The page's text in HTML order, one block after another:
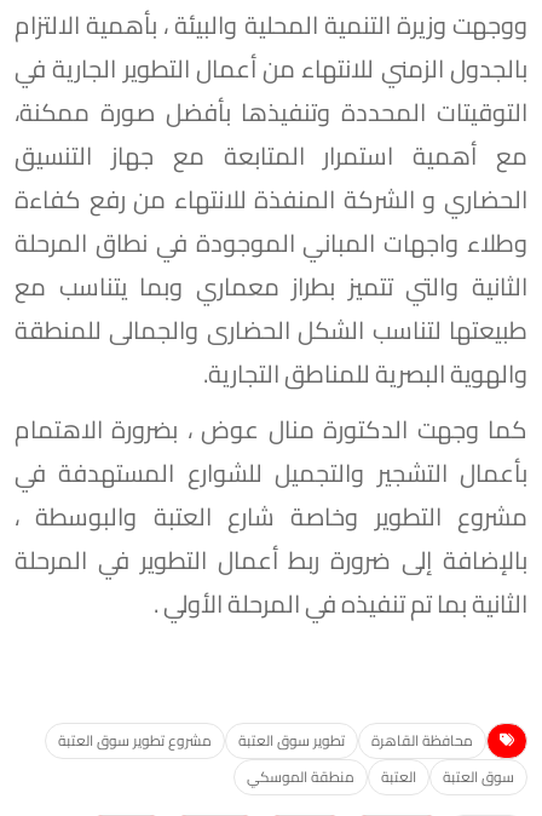
ووجهت وزيرة التنمية المحلية والبيئة ، بأهمية الالتزام
بالجدول الزمني للانتهاء من أعمال التطوير الجارية في
التوقيتات المحددة وتنفيذها بأفضل صورة ممكنة،
مع أهمية استمرار المتابعة مع جهاز التنسيق
الحضاري و الشركة المنفذة للانتهاء من رفع كفاءة
وطلاء واجهات المباني الموجودة في نطاق المرحلة
الثانية والتي تتميز بطراز معماري وبما يتناسب مع
طبيعتها لتناسب الشكل الحضارى والجمالى للمنطقة
والهوية البصرية للمناطق التجارية.
كما وجهت الدكتورة منال عوض ، بضرورة الاهتمام
بأعمال التشجير والتجميل للشوارع المستهدفة في
مشروع التطوير وخاصة شارع العتبة والبوسطة ،
بالإضافة إلى ضرورة ربط أعمال التطوير في المرحلة
الثانية بما تم تنفيذه في المرحلة الأولي .
محافظة القاهرة تطوير سوق العتبة
مشروع تطوير سوق العتبة
سوق العتبة
العتبة منطقة الموسكي